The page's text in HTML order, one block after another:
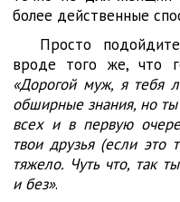
более действенные
Просто
вроде того же, что
«Дорогой муж, я тебя
обширные знания, но
всех и в первую
твои друзья (если это
тяжело. Чуть что, так
и без».